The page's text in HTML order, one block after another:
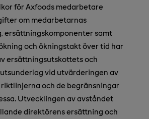
för Axfoods medarbetare
om medarbetarnas
ersättningskomponenter samt
och ökningstakt över tid har
ersättningsutskottets och
vid utvärderingen av
och de begränsningar
Utvecklingen av avståndet
direktörens ersättning och